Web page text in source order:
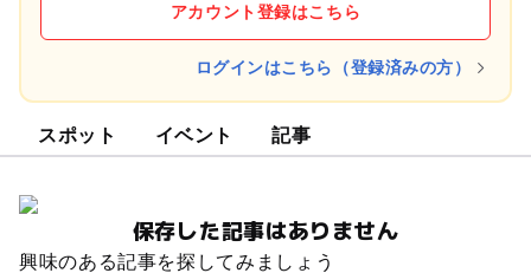
アカウント登録はこちら
ログインはこちら（登録済みの方）
スポット イベント 記事
保存した記事はありません
興味のある記事を探してみましょう